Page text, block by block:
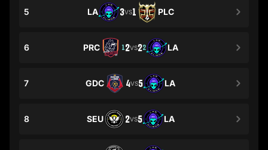
5 LA 3VS1 PLC
6 PRC 12VS22 LA
7 GDC 4VS5 LA
8 SEU 2VS5 LA